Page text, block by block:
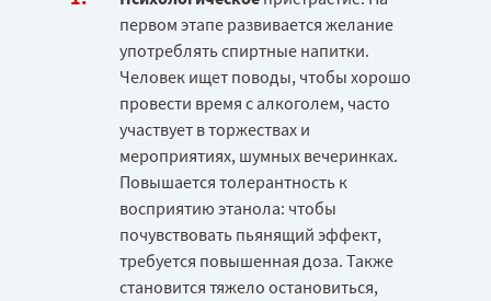
первом этапе развивается желание
употреблять спиртные напитки.
Человек ищет поводы, чтобы хорошо
провести время с алкоголем, часто
участвует в торжествах и
мероприятиях, шумных вечеринках.
Повышается толерантность к
восприятию этанола: чтобы
почувствовать пьянящий эффект,
требуется повышенная доза. Также
становится тяжело остановиться,